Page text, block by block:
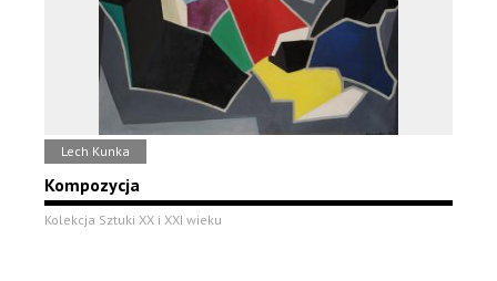
Lech Kunka
Kompozycja
Kolekcja Sztuki XX i XXI wieku